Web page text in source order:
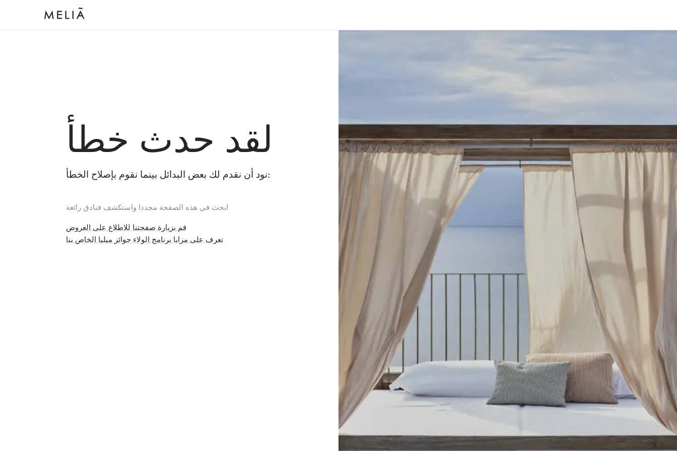
لقد حدث خطأ
نود أن نقدم لك بعض البدائل بينما نقوم بإصلاح الخطأ:
ابحث في هذه الصفحة مجددا واستكشف فنادق رائعة
قم بزيارة صفحتنا للاطلاع على العروض
تعرف على مزايا برنامج الولاء جوائز ميليا الخاص بنا